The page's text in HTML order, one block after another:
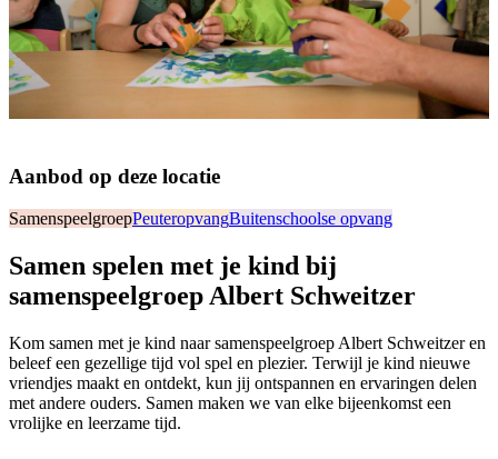
Aanbod op deze locatie
SamenspeelgroepPeuteropvangBuitenschoolse opvang
Samen spelen met je kind bij
samenspeelgroep Albert Schweitzer
Kom samen met je kind naar samenspeelgroep Albert Schweitzer en
beleef een gezellige tijd vol spel en plezier. Terwijl je kind nieuwe
vriendjes maakt en ontdekt, kun jij ontspannen en ervaringen delen
met andere ouders. Samen maken we van elke bijeenkomst een
vrolijke en leerzame tijd.